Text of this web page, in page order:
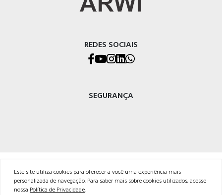
REDES SOCIAIS
SEGURANÇA
Endereço: Rua Pio XII, 741, Caxias do Sul – RS
CEP: 95032-700
Fone: (54) 3026-8888
Este site utiliza cookies para oferecer a você uma experiência mais
personalizada de navegação. Para saber mais sobre cookies utilizados, acesse
nossa Política de Privacidade.